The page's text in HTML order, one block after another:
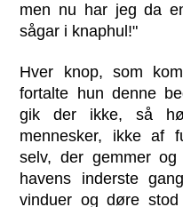
men nu har jeg da
sågar i knaphul!"
Hver knop, som
fortalte hun denne
gik der ikke, så
mennesker, ikke af
selv, der gemmer
havens inderste
vinduer og døre